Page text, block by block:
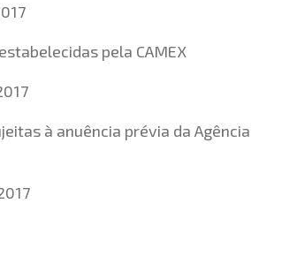
pela CAMEX
à anuência prévia da Agência